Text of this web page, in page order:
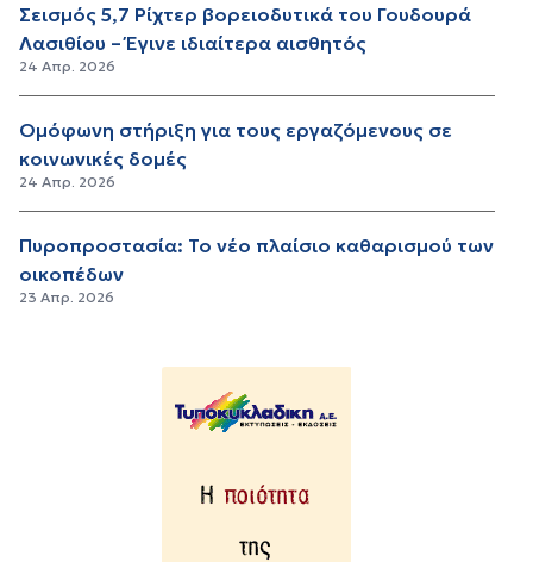
Σεισμός 5,7 Ρίχτερ βορειοδυτικά του Γουδουρά
Λασιθίου – Έγινε ιδιαίτερα αισθητός
24 Απρ. 2026
Ομόφωνη στήριξη για τους εργαζόμενους σε
κοινωνικές δομές
24 Απρ. 2026
Πυροπροστασία: Το νέο πλαίσιο καθαρισμού των
οικοπέδων
23 Απρ. 2026